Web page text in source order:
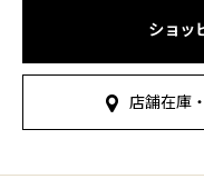
ショッ
店舗在庫